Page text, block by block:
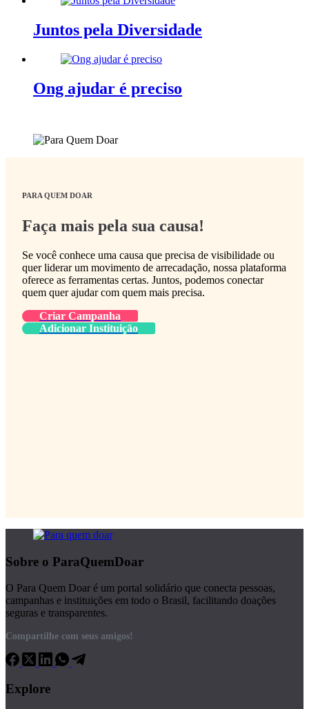
Juntos pela Diversidade
Ong ajudar é preciso
PARA QUEM DOAR
Faça mais pela sua causa!
Se você conhece uma causa que precisa de visibilidade ou
quer liderar um movimento de arrecadação, nossa plataforma
oferece as ferramentas certas. Juntos, podemos conectar
quem quer ajudar com quem mais precisa.
Criar Campanha
Adicionar Instituição
Sobre o ParaQuemDoar
O Para Quem Doar é um portal solidário que conecta pessoas,
campanhas e instituições em todo o Brasil, facilitando doações
seguras e transparentes.
Compartilhe com seus amigos!
Explore